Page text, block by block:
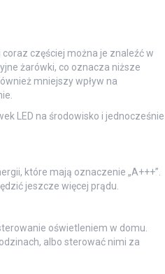
częściej można je znaleźć w
żarówki, co oznacza niższe
mniejszy wpływ na
LED na środowisko i jednocześnie
które mają oznaczenie „A+++”.
jeszcze więcej prądu.
oświetleniem w domu.
albo sterować nimi za